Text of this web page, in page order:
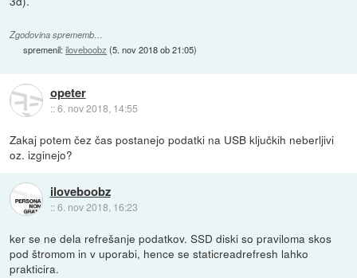
Zgodovina sprememb…
spremenil:iloveboobz (5. nov 2018 ob 21:05)
opeter
::6. nov 2018, 14:55
Zakaj potem čez čas postanejo podatki na USB ključkih neberljivi
oz. izginejo?
iloveboobz
::6. nov 2018, 16:23
ker se ne dela refrešanje podatkov. SSD diski so praviloma skos
pod štromom in v uporabi, hence se staticreadrefresh lahko
prakticira.